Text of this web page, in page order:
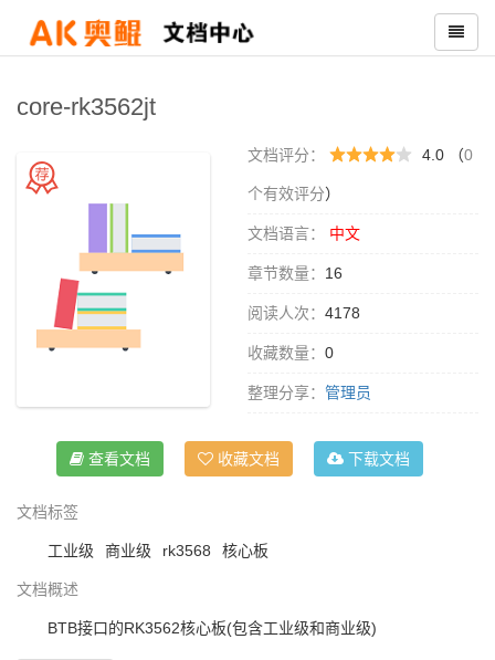
core-rk3562jt
文档评分： 4.0 （0
个有效评分）
文档语言： 中文
章节数量： 16
阅读人次： 4178
收藏数量： 0
整理分享： 管理员
查看文档 收藏文档 下载文档
文档标签
工业级 商业级 rk3568 核心板
文档概述
BTB接口的RK3562核心板(包含工业级和商业级)